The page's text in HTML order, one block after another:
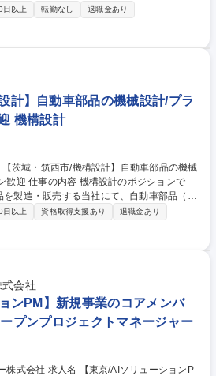
的改革をお任せ。クラウド移行や生成AI活用
産性向上を実現するポジションです。 ■社
実行（Google Workspace等） ■生成AI活
定 ■部門横断的な課題抽出・解決 ■AWS/A
情報セキュリティ強化 【仕事の魅力】「1
いうミッションのもと、従来の枠に囚われ
裁量を発揮できます。 募集職種 【東
境の刷新・モダナイズ/年休124日/残業月20
日以上 転勤なし
退職金あり
計】自動車部品の機械設計/プラ
機構設計
ジションで
製造・販売する当社にて、自動車部品（内
お任せいたします。 ・デザインデー
検討 ・CATIA/3D CADによるモデリング・
・技術提案 ・金型設計・試作対応・評価 ・
・見積作成・資料作成 ・社内外関係部門と
日以上 資格取得支援あり
退職金あり
会社
ンPM】新規事業のコアメンバ
プンプロジェクトマネージャー
ソリューションP